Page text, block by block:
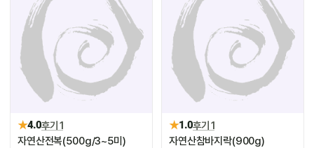
★4.0후기 1
자연산전복(500g/3~5미)
★1.0후기 1
자연산참바지락(900g)